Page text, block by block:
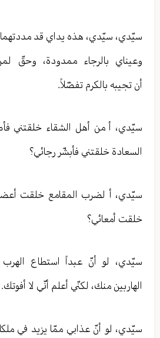
سيّدي، سيّدي، هذه يداي قد مددتهما
وعيناي بالرجاء ممدودة، وحقّ
أن تجيبه بالكرم تفضّلاً.
سيّدي، أ من أهل الشقاء خلقتني
السعادة خلقتني فأبشّر رجائي؟
سيّدي، أ لضرب المقامع خلقت
خلقت أمعائي؟
سيّدي، لو أنّ عبداً استطاع
الهاربين منك، لكنّي أعلم أنّي لا أفوتك.
سيّدي، لو أنّ عذابي ممّا يزيد في